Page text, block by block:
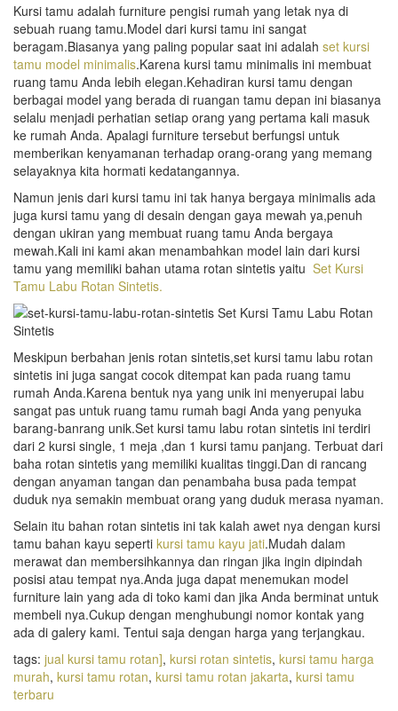
Kursi tamu adalah furniture pengisi rumah yang letak nya di
sebuah ruang tamu.Model dari kursi tamu ini sangat
beragam.Biasanya yang paling popular saat ini adalah set kursi
tamu model minimalis.Karena kursi tamu minimalis ini membuat
ruang tamu Anda lebih elegan.Kehadiran kursi tamu dengan
berbagai model yang berada di ruangan tamu depan ini biasanya
selalu menjadi perhatian setiap orang yang pertama kali masuk
ke rumah Anda. Apalagi furniture tersebut berfungsi untuk
memberikan kenyamanan terhadap orang-orang yang memang
selayaknya kita hormati kedatangannya.
Namun jenis dari kursi tamu ini tak hanya bergaya minimalis ada
juga kursi tamu yang di desain dengan gaya mewah ya,penuh
dengan ukiran yang membuat ruang tamu Anda bergaya
mewah.Kali ini kami akan menambahkan model lain dari kursi
tamu yang memiliki bahan utama rotan sintetis yaitu Set Kursi
Tamu Labu Rotan Sintetis.
Meskipun berbahan jenis rotan sintetis,set kursi tamu labu rotan
sintetis ini juga sangat cocok ditempat kan pada ruang tamu
rumah Anda.Karena bentuk nya yang unik ini menyerupai labu
sangat pas untuk ruang tamu rumah bagi Anda yang penyuka
barang-banrang unik.Set kursi tamu labu rotan sintetis ini terdiri
dari 2 kursi single, 1 meja ,dan 1 kursi tamu panjang. Terbuat dari
baha rotan sintetis yang memiliki kualitas tinggi.Dan di rancang
dengan anyaman tangan dan penambaha busa pada tempat
duduk nya semakin membuat orang yang duduk merasa nyaman.
Selain itu bahan rotan sintetis ini tak kalah awet nya dengan kursi
tamu bahan kayu seperti kursi tamu kayu jati.Mudah dalam
merawat dan membersihkannya dan ringan jika ingin dipindah
posisi atau tempat nya.Anda juga dapat menemukan model
furniture lain yang ada di toko kami dan jika Anda berminat untuk
membeli nya.Cukup dengan menghubungi nomor kontak yang
ada di galery kami. Tentui saja dengan harga yang terjangkau.
tags: jual kursi tamu rotan], kursi rotan sintetis, kursi tamu harga
murah, kursi tamu rotan, kursi tamu rotan jakarta, kursi tamu
terbaru